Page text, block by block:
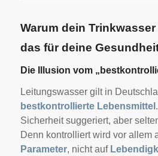
Warum dein
das für deine
Die Illusion vom
Leitungswasser gilt in
bestkontrollierte Lebensmittel
Sicherheit suggeriert, aber
Denn kontrolliert wird vor allem
Parameter, nicht auf